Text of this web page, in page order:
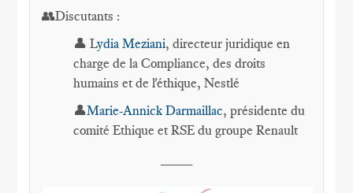
👥Discutants :
👤 Lydia Meziani, directeur juridique en
charge de la Compliance, des droits
humains et de l'éthique, Nestlé
👤Marie-Annick Darmaillac, présidente du
comité Ethique et RSE du groupe Renault